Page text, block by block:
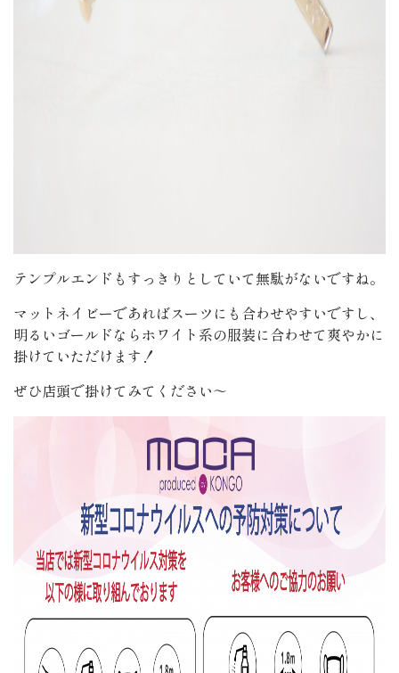
テンプルエンドもすっきりとしていて無駄がないですね。
マットネイビーであればスーツにも合わせやすいですし、
明るいゴールドならホワイト系の服装に合わせて爽やかに
掛けていただけます！
ぜひ店頭で掛けてみてください～